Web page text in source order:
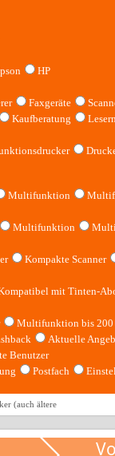
HP
Faxgeräte
Kaufberatung
Multifunktion
Multifunktion
Kompakte Scanner
mit Tinten-
Multifunktion bis 200
Aktuelle
Benutzer
Postfach
(auch ältere